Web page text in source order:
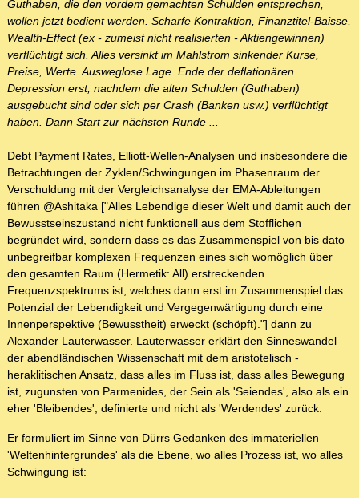
Guthaben, die den vordem gemachten Schulden entsprechen,
wollen jetzt bedient werden. Scharfe Kontraktion, Finanztitel-Baisse,
Wealth-Effect (ex - zumeist nicht realisierten - Aktiengewinnen)
verflüchtigt sich. Alles versinkt im Mahlstrom sinkender Kurse,
Preise, Werte. Ausweglose Lage. Ende der deflationären
Depression erst, nachdem die alten Schulden (Guthaben)
ausgebucht sind oder sich per Crash (Banken usw.) verflüchtigt
haben. Dann Start zur nächsten Runde ...
Debt Payment Rates, Elliott-Wellen-Analysen und insbesondere die
Betrachtungen der Zyklen/Schwingungen im Phasenraum der
Verschuldung mit der Vergleichsanalyse der EMA-Ableitungen
führen @Ashitaka ["Alles Lebendige dieser Welt und damit auch der
Bewusstseinszustand nicht funktionell aus dem Stofflichen
begründet wird, sondern dass es das Zusammenspiel von bis dato
unbegreifbar komplexen Frequenzen eines sich womöglich über
den gesamten Raum (Hermetik: All) erstreckenden
Frequenzspektrums ist, welches dann erst im Zusammenspiel das
Potenzial der Lebendigkeit und Vergegenwärtigung durch eine
Innenperspektive (Bewusstheit) erweckt (schöpft)."] dann zu
Alexander Lauterwasser. Lauterwasser erklärt den Sinneswandel
der abendländischen Wissenschaft mit dem aristotelisch -
heraklitischen Ansatz, dass alles im Fluss ist, dass alles Bewegung
ist, zugunsten von Parmenides, der Sein als 'Seiendes', also als ein
eher 'Bleibendes', definierte und nicht als 'Werdendes' zurück.
Er formuliert im Sinne von Dürrs Gedanken des immateriellen
'Weltenhintergrundes' als die Ebene, wo alles Prozess ist, wo alles
Schwingung ist: